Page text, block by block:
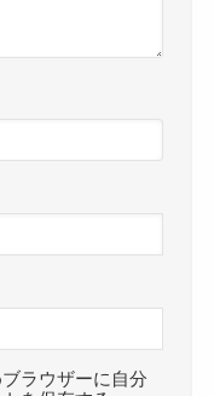
ラウザーに自分